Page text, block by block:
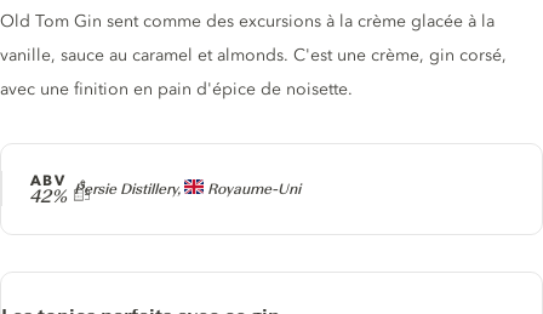
Producteur
Persie Distillery, Royaume-Uni
ABV
42%
Old Tom Gin sent comme des excursions à la crème glacée à la
vanille, sauce au caramel et almonds. C'est une crème, gin corsé,
avec une finition en pain d'épice de noisette.